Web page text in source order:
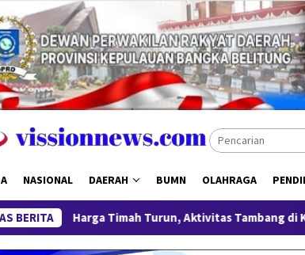
NASIONAL DAERAH BUMN OLAHRAGA
BERITA
Timah Turun, Aktivitas Tambang di Kawasan Lindung